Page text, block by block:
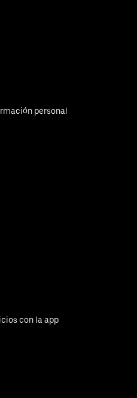
personal
con la app